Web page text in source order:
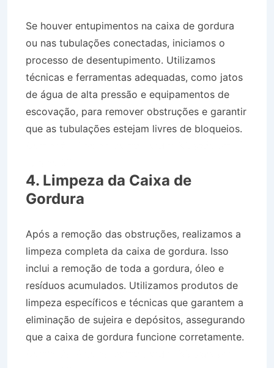
Se houver entupimentos na caixa de gordura
ou nas tubulações conectadas, iniciamos o
processo de desentupimento. Utilizamos
técnicas e ferramentas adequadas, como jatos
de água de alta pressão e equipamentos de
escovação, para remover obstruções e garantir
que as tubulações estejam livres de bloqueios.
4. Limpeza da Caixa de
Gordura
Após a remoção das obstruções, realizamos a
limpeza completa da caixa de gordura. Isso
inclui a remoção de toda a gordura, óleo e
resíduos acumulados. Utilizamos produtos de
limpeza específicos e técnicas que garantem a
eliminação de sujeira e depósitos, assegurando
que a caixa de gordura funcione corretamente.